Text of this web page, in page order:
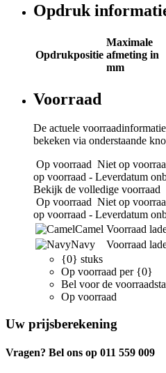
Opdruk
Opdrukpositie
Maximale
afmeting in
mm
Voorraad
De actuele
bekeken via onderstaande
Op voorraad Niet op
op voorraad - Leverdatum
Bekijk de volledige voorraad
Op voorraad Niet op
op voorraad - Leverdatum
Camel Voorraad
Navy
Voorraad
{0} stuks
Op voorraad per {0}
Bel voor de
Op voorraad
Uw prijsberekening
Vragen? Bel ons op 011 559 009